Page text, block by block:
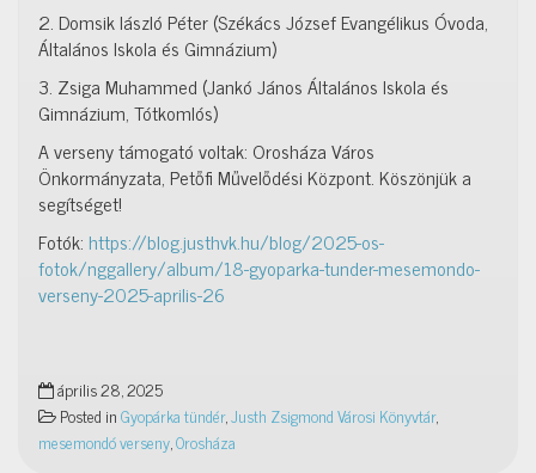
2. Domsik lászló Péter (Székács József Evangélikus Óvoda,
Általános Iskola és Gimnázium)
3. Zsiga Muhammed (Jankó János Általános Iskola és
Gimnázium, Tótkomlós)
A verseny támogató voltak: Orosháza Város
Önkormányzata, Petőfi Művelődési Központ. Köszönjük a
segítséget!
Fotók: https://blog.justhvk.hu/blog/2025-os-
fotok/nggallery/album/18-gyoparka-tunder-mesemondo-
verseny-2025-aprilis-26
április 28, 2025
Posted inGyopárka tündér,Justh Zsigmond Városi Könyvtár,
mesemondó verseny,Orosháza